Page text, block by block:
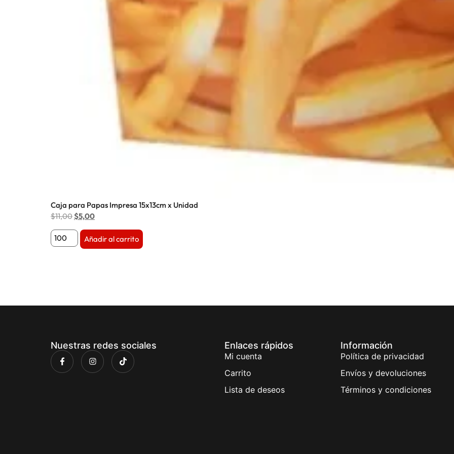
Caja para Papas Impresa 15x13cm x Unidad
$11,00$5,00
Añadir al carrito
Nuestras redes sociales Enlaces rápidos
Mi cuenta
Carrito
Lista de deseos
Información
Política de privacidad
Envíos y devoluciones
Términos y condiciones